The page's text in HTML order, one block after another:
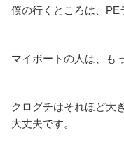
僕の行くところは、PE
マイボートの人は、も
クログチはそれほど大
大丈夫です。